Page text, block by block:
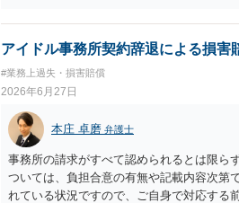
ります。 もっとも、運営側の請求額がそ
な損害、金額、辞退との因果関係を示す必
情」が正当な辞退理由になるかは、その具
客観的に困難といえる事情があるかが重要
約期間・活動義務・中途辞退時の扱いにつ
は、安易に支払義務を認めず、契約書、募
の明示を求めるのがよいと思います。回答
アイドル事務所契約辞退による損害
#業務上過失・損害賠償
2026年6月27日
本庄 卓磨 弁護士
事務所の請求がすべて認められるとは限ら
ついては、負担合意の有無や記載内容次第
れている状況ですので、ご自身で対応する